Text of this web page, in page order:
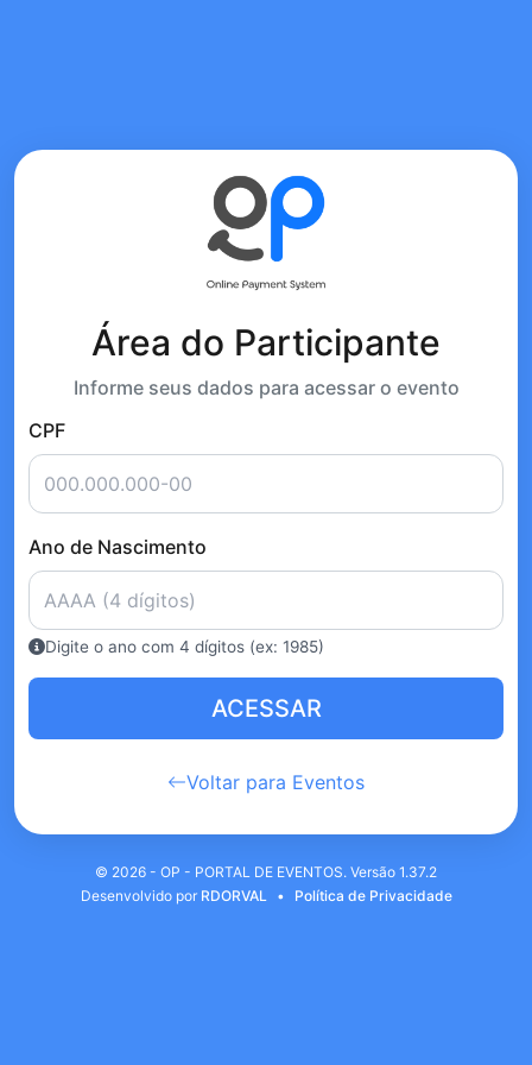
Área do Participante
Informe seus dados para acessar o evento
CPF
Ano de Nascimento
Digite o ano com 4 dígitos (ex: 1985)
ACESSAR
Voltar para Eventos
© 2026 - OP - PORTAL DE EVENTOS. Versão 1.37.2
Desenvolvido por RDORVAL • Política de Privacidade